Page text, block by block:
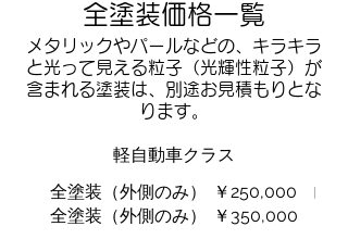
全塗装価格一覧
メタリックやパールなどの、キラキラ
と光って見える粒子（光輝性粒子）が
含まれる塗装は、別途お見積もりとな
ります。
軽自動車クラス
全塗装（外側のみ）
￥250,000
全塗装（外側のみ）
￥350,000